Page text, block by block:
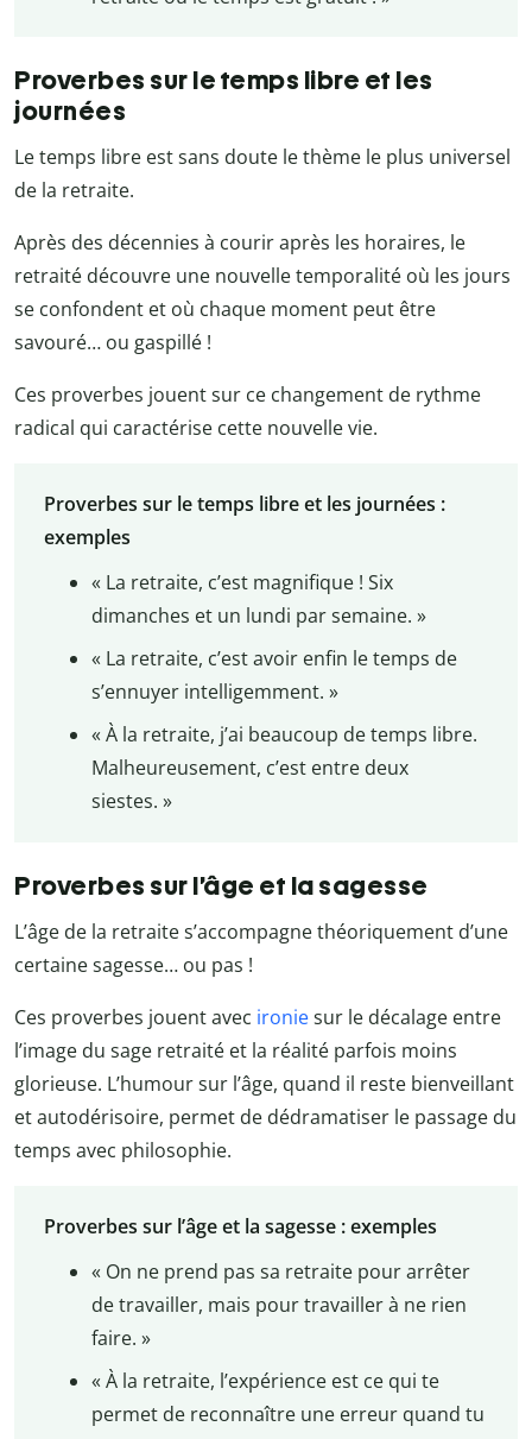
Proverbes sur le temps libre et les
journées
Le temps libre est sans doute le thème le plus universel
de la retraite.
Après des décennies à courir après les horaires, le
retraité découvre une nouvelle temporalité où les jours
se confondent et où chaque moment peut être
savouré… ou gaspillé !
Ces proverbes jouent sur ce changement de rythme
radical qui caractérise cette nouvelle vie.
Proverbes sur le temps libre et les journées :
exemples
« La retraite, c’est magnifique ! Six
dimanches et un lundi par semaine. »
« La retraite, c’est avoir enfin le temps de
s’ennuyer intelligemment. »
« À la retraite, j’ai beaucoup de temps libre.
Malheureusement, c’est entre deux
siestes. »
Proverbes sur l’âge et la sagesse
L’âge de la retraite s’accompagne théoriquement d’une
certaine sagesse… ou pas !
Ces proverbes jouent avec ironiesur le décalage entre
l’image du sage retraité et la réalité parfois moins
glorieuse. L’humour sur l’âge, quand il reste bienveillant
et autodérisoire, permet de dédramatiser le passage du
temps avec philosophie.
Proverbes sur l’âge et la sagesse : exemples
« On ne prend pas sa retraite pour arrêter
de travailler, mais pour travailler à ne rien
faire. »
« À la retraite, l’expérience est ce qui te
permet de reconnaître une erreur quand tu